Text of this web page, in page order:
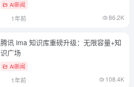
AI新闻
1年前 86.2K
腾讯 ima 知识库重磅升级：无限容量+知
识广场
AI新闻
1年前 108.4K